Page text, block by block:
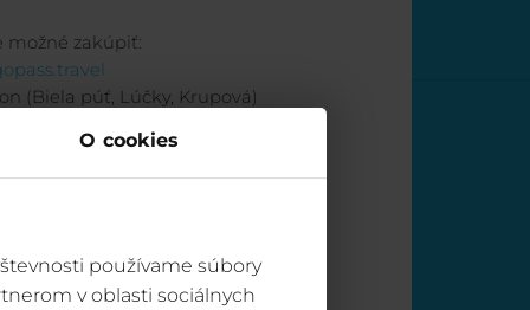
O cookies
používame súbory
v oblasti sociálnych
možné zakúpiť:
(Biela púť, Lúčky, Krupová)